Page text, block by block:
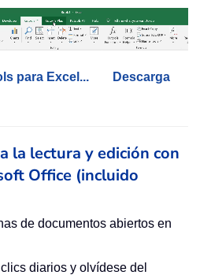
para Excel...
Descarga
la lectura y edición con
Office (incluido
de documentos abiertos en
diarios y olvídese del